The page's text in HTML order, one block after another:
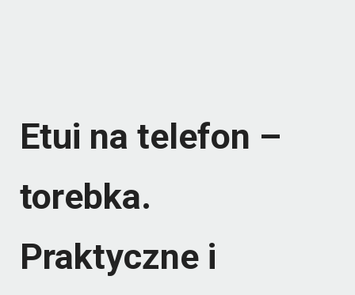
Etui na telefon –
torebka.
Praktyczne i